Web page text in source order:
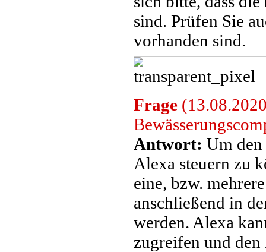
sind. Prüfen Sie
vorhanden sind.
Frage
Antwort: Um den
Alexa steuern zu
eine, bzw.
anschließend in
werden. Alexa
zugreifen und den